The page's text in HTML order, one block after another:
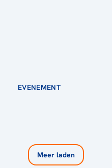
EVENEMENT
Meer laden